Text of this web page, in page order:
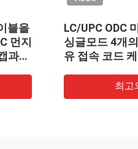
마개/소켓을 가진
개의 핵심 옥외 광섬
케이블